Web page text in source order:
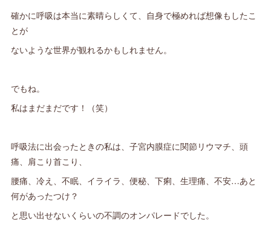
確かに呼吸は本当に素晴らしくて、自身で極めれば想像もしたこ
とが
ないような世界が観れるかもしれません。
でもね。
私はまだまだです！（笑）
呼吸法に出会ったときの私は、子宮内膜症に関節リウマチ、頭
痛、肩こり首こり、
腰痛、冷え、不眠、イライラ、便秘、下痢、生理痛、不安…あと
何があったつけ？
と思い出せないくらいの不調のオンパレードでした。